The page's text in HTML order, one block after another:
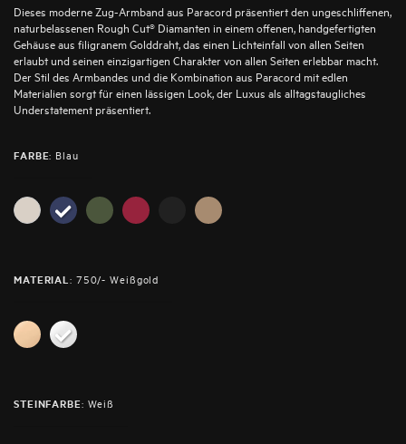
Dieses moderne Zug-Armband aus Paracord präsentiert den ungeschliffenen,
naturbelassenen Rough Cut® Diamanten in einem offenen, handgefertigten
Gehäuse aus filigranem Golddraht, das einen Lichteinfall von allen Seiten
erlaubt und seinen einzigartigen Charakter von allen Seiten erlebbar macht.
Der Stil des Armbandes und die Kombination aus Paracord mit edlen
Materialien sorgt für einen lässigen Look, der Luxus als alltagstaugliches
Understatement präsentiert.
FARBE: Blau
MATERIAL: 750/- Weißgold
STEINFARBE: Weiß